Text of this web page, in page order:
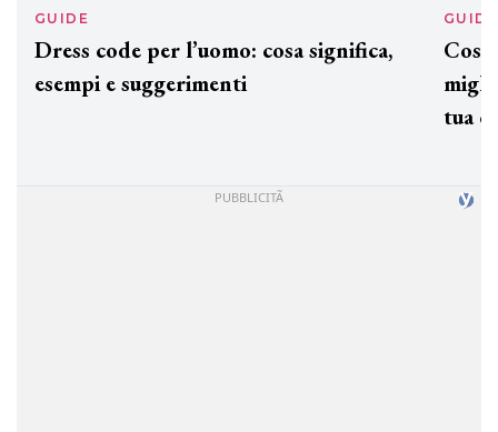
GUIDE
Dress code per l’uomo: cosa significa,
esempi e suggerimenti
GUIDE
tua